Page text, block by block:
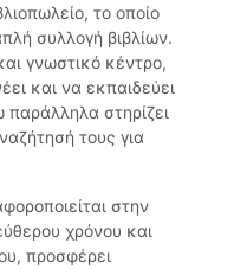
το οποίο
συλλογή βιβλίων.
γνωστικό κέντρο,
και να εκπαιδεύει
παράλληλα στηρίζει
τους για
στην
χρόνου και
προσφέρει